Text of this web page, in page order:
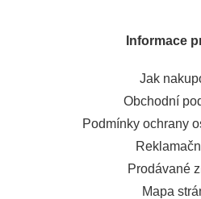
Informace
Jak
Obchodní
Podmínky ochrany
Prodávané
Mapa